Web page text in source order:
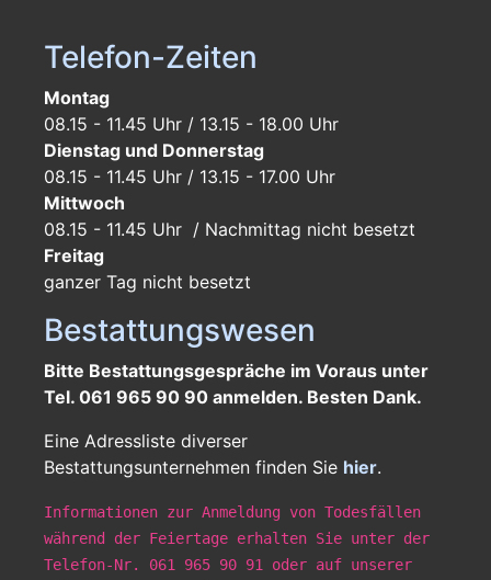
Telefon-Zeiten
Montag
08.15 - 11.45 Uhr / 13.15 - 18.00 Uhr
Dienstag und Donnerstag
08.15 - 11.45 Uhr / 13.15 - 17.00 Uhr
Mittwoch
08.15 - 11.45 Uhr / Nachmittag nicht besetzt
Freitag
ganzer Tag nicht besetzt
Bestattungswesen
Bitte Bestattungsgespräche im Voraus unter
Tel. 061 965 90 90 anmelden. Besten Dank.
Eine Adressliste diverser
Bestattungsunternehmen finden Sie hier.
Informationen zur Anmeldung von Todesfällen
während der Feiertage erhalten Sie unter der
Telefon-Nr. 061 965 90 91 oder auf unserer